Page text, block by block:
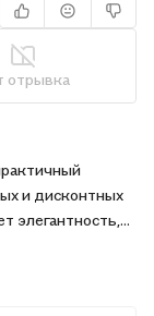
отрывка
и дисконтных
элегантность,
важным